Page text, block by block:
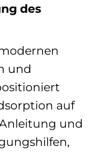
des
und
auf
und